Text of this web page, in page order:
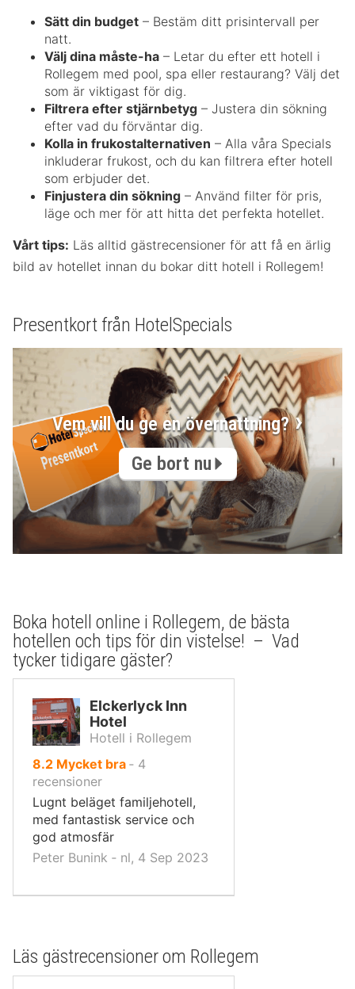
Sätt din budget – Bestäm ditt prisintervall per
natt.
Välj dina måste-ha – Letar du efter ett hotell i
Rollegem med pool, spa eller restaurang? Välj det
som är viktigast för dig.
Filtrera efter stjärnbetyg – Justera din sökning
efter vad du förväntar dig.
Kolla in frukostalternativen – Alla våra Specials
inkluderar frukost, och du kan filtrera efter hotell
som erbjuder det.
Finjustera din sökning – Använd filter för pris,
läge och mer för att hitta det perfekta hotellet.
Vårt tips: Läs alltid gästrecensioner för att få en ärlig
bild av hotellet innan du bokar ditt hotell i Rollegem!
Presentkort från HotelSpecials
Vem vill du ge en övernattning?
Ge bort nu
Boka hotell online i Rollegem, de bästa
hotellen och tips för din vistelse! – Vad
tycker tidigare gäster?
Elckerlyck Inn
Hotel
Hotell i Rollegem
8.2av
10,
Mycket bra ‐ 4
recensioner
Lugnt beläget familjehotell,
med fantastisk service och
god atmosfär
Peter Bunink ‐ nl, 4 Sep 2023
Läs gästrecensioner om Rollegem